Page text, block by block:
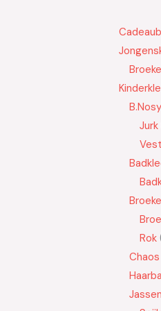
B.Nosy
Jurk
Vest
Rok
Jassen